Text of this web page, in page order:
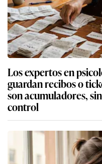
Los expertos en
guardan recibos o
son acumuladores,
control